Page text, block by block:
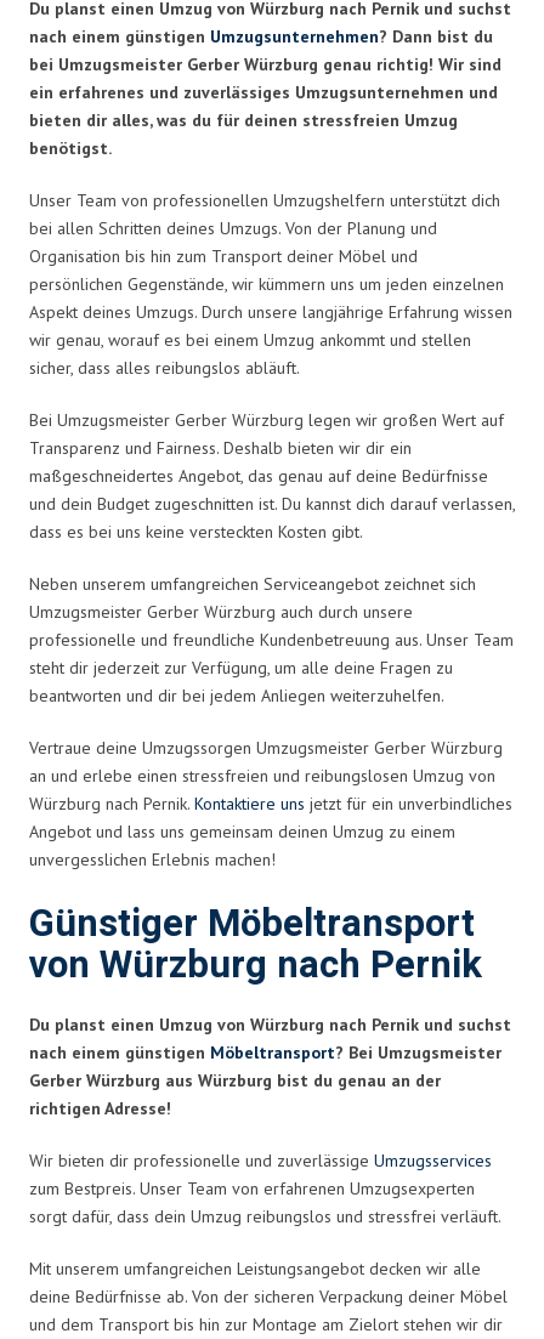
Du planst einen Umzug von Würzburg nach Pernik und suchst
nach einem günstigen Umzugsunternehmen? Dann bist du
bei Umzugsmeister Gerber Würzburg genau richtig! Wir sind
ein erfahrenes und zuverlässiges Umzugsunternehmen und
bieten dir alles, was du für deinen stressfreien Umzug
benötigst.
Unser Team von professionellen Umzugshelfern unterstützt dich
bei allen Schritten deines Umzugs. Von der Planung und
Organisation bis hin zum Transport deiner Möbel und
persönlichen Gegenstände, wir kümmern uns um jeden einzelnen
Aspekt deines Umzugs. Durch unsere langjährige Erfahrung wissen
wir genau, worauf es bei einem Umzug ankommt und stellen
sicher, dass alles reibungslos abläuft.
Bei Umzugsmeister Gerber Würzburg legen wir großen Wert auf
Transparenz und Fairness. Deshalb bieten wir dir ein
maßgeschneidertes Angebot, das genau auf deine Bedürfnisse
und dein Budget zugeschnitten ist. Du kannst dich darauf verlassen,
dass es bei uns keine versteckten Kosten gibt.
Neben unserem umfangreichen Serviceangebot zeichnet sich
Umzugsmeister Gerber Würzburg auch durch unsere
professionelle und freundliche Kundenbetreuung aus. Unser Team
steht dir jederzeit zur Verfügung, um alle deine Fragen zu
beantworten und dir bei jedem Anliegen weiterzuhelfen.
Vertraue deine Umzugssorgen Umzugsmeister Gerber Würzburg
an und erlebe einen stressfreien und reibungslosen Umzug von
Würzburg nach Pernik. Kontaktiere uns jetzt für ein unverbindliches
Angebot und lass uns gemeinsam deinen Umzug zu einem
unvergesslichen Erlebnis machen!
Günstiger Möbeltransport
von Würzburg nach Pernik
Du planst einen Umzug von Würzburg nach Pernik und suchst
nach einem günstigen Möbeltransport? Bei Umzugsmeister
Gerber Würzburg aus Würzburg bist du genau an der
richtigen Adresse!
Wir bieten dir professionelle und zuverlässige Umzugsservices
zum Bestpreis. Unser Team von erfahrenen Umzugsexperten
sorgt dafür, dass dein Umzug reibungslos und stressfrei verläuft.
Mit unserem umfangreichen Leistungsangebot decken wir alle
deine Bedürfnisse ab. Von der sicheren Verpackung deiner Möbel
und dem Transport bis hin zur Montage am Zielort stehen wir dir